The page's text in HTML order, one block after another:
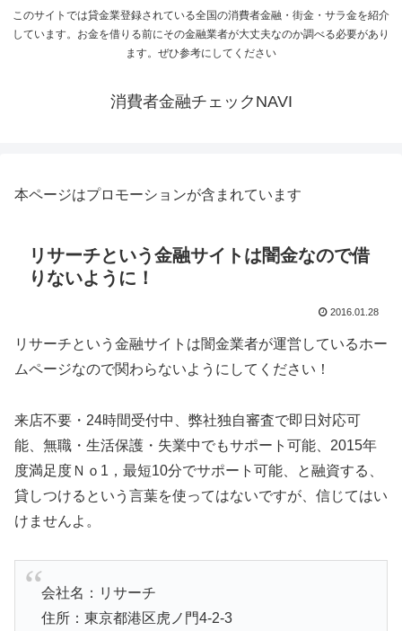
このサイトでは貸金業登録されている全国の消費者金融・街金・サラ金を紹介
しています。お金を借りる前にその金融業者が大丈夫なのか調べる必要があり
ます。ぜひ参考にしてください
消費者金融チェックNAVI
本ページはプロモーションが含まれています
リサーチという金融サイトは闇金なので借
りないように！
2016.01.28
リサーチという金融サイトは闇金業者が運営しているホー
ムページなので関わらないようにしてください！
来店不要・24時間受付中、弊社独自審査で即日対応可
能、無職・生活保護・失業中でもサポート可能、2015年
度満足度Ｎｏ1，最短10分でサポート可能、と融資する、
貸しつけるという言葉を使ってはないですが、信じてはい
けませんよ。
会社名：リサーチ
住所：東京都港区虎ノ門4-2-3